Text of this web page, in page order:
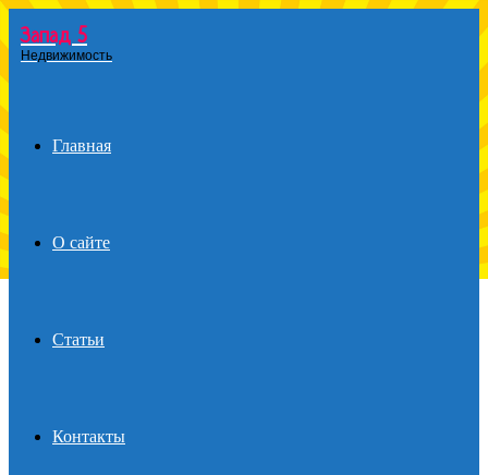
Menu
Запад 5
Недвижимость
Главная
О сайте
Статьи
Контакты